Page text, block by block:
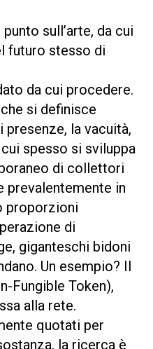
sull’arte, da cui
futuro stesso di
da cui procedere.
si definisce
la vacuità,
spesso si sviluppa
di collettori
prevalentemente in
proporzioni
di
giganteschi bidoni
Un esempio? Il
Fungible Token),
alla rete.
quotati per
la ricerca è